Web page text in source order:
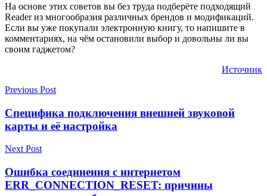
На основе этих советов вы без труда подберёте подходящий
Reader из многообразия различных брендов и модификаций.
Если вы уже покупали электронную книгу, то напишите в
комментариях, на чём остановили выбор и довольны ли вы
своим гаджетом?
Источник
Previous Post
Специфика подключения внешней звуковой
карты и её настройка
Next Post
Ошибка соединения с интернетом
ERR_CONNECTION_RESET: причины